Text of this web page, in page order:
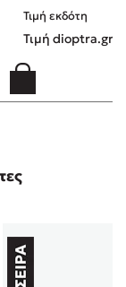
Τιμή εκδότη
Τιμή dioptra.gr